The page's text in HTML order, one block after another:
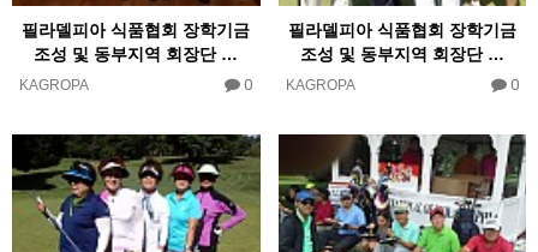
필라델피아 식품협회 장학기금
조성 및 동부지역 회장단 …
KAGROPA 0
필라델피아 식품협회 장학기금
조성 및 동부지역 회장단 …
KAGROPA 0